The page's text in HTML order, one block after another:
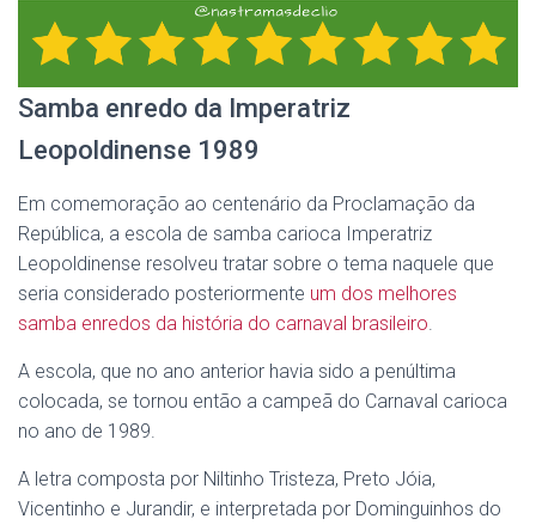
Samba enredo da Imperatriz
Leopoldinense 1989
Em comemoração ao centenário da Proclamação da
República, a escola de samba carioca Imperatriz
Leopoldinense resolveu tratar sobre o tema naquele que
seria considerado posteriormente um dos melhores
samba enredos da história do carnaval brasileiro.
A escola, que no ano anterior havia sido a penúltima
colocada, se tornou então a campeã do Carnaval carioca
no ano de 1989.
A letra composta por Niltinho Tristeza, Preto Jóia,
Vicentinho e Jurandir, e interpretada por Dominguinhos do